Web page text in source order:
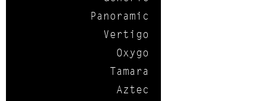
Panoramic
Vertigo
Oxygo
Tamara
Aztec